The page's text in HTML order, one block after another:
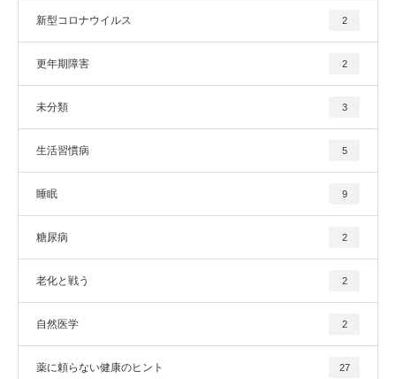
新型コロナウイルス 2
更年期障害 2
未分類 3
生活習慣病 5
睡眠 9
糖尿病 2
老化と戦う 2
自然医学 2
薬に頼らない健康のヒント 27